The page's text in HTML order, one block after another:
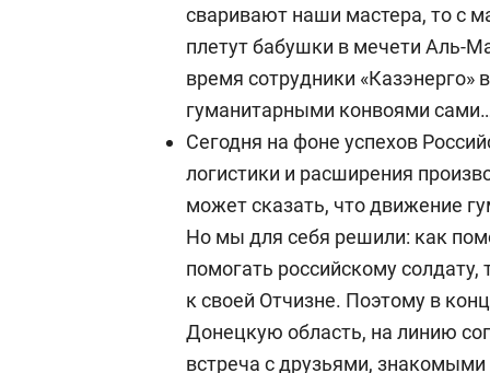
сваривают наши мастера, то с
плетут бабушки в мечети Аль-
время сотрудники «Казэнерго»
гуманитарными конвоями
Сегодня на фоне успехов
логистики и расширения
может сказать, что движение
Но мы для себя решили: как
помогать российскому
к своей Отчизне. Поэтому в
Донецкую область, на линию
встреча с друзьями, знакомыми